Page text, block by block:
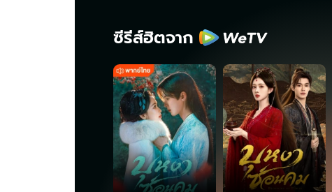
ซีรีส์ฮิตจาก